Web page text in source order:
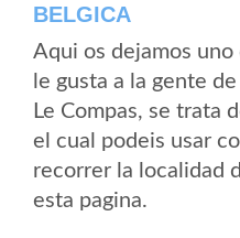
BELGICA
Aqui os dejamos uno
le gusta a la gente
Le Compas, se trata
el cual podeis usar
recorrer la localidad
esta pagina.